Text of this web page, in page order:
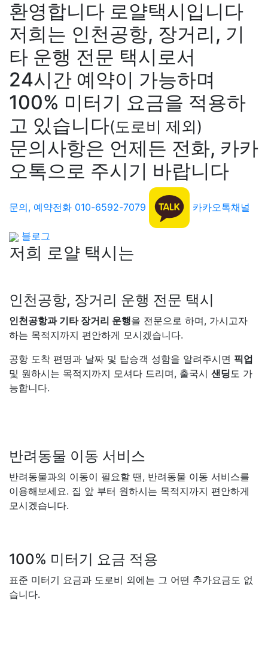
환영합니다 로얄택시입니다
저희는 인천공항, 장거리 , 기
타 운행 전문 택시로서
24시간 예약이 가능하며
100% 미터기 요금을 적용하
고 있습니다(도로비 제외)
문의사항은 언제든 전화, 카카
오톡으로 주시기 바랍니다
문의, 예약전화 010-6592-7079 카카오톡채널
블로그
저희 로얄 택시는
인천공항, 장거리 운행 전문 택시
인천공항과 기타 장거리 운행을 전문으로 하며, 가시고자
하는 목적지까지 편안하게 모시겠습니다.
공항 도착 편명과 날짜 및 탑승객 성함을 알려주시면 픽업
및 원하시는 목적지까지 모셔다 드리며, 출국시 샌딩도 가
능합니다.
반려동물 이동 서비스
반려동물과의 이동이 필요할 땐, 반려동물 이동 서비스를
이용해보세요. 집 앞 부터 원하시는 목적지까지 편안하게
모시겠습니다.
100% 미터기 요금 적용
표준 미터기 요금과 도로비 외에는 그 어떤 추가요금도 없
습니다.